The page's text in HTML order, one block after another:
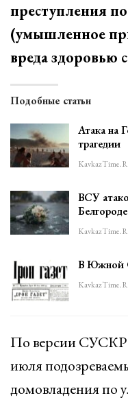
преступления
(умышленное
вреда здоровью
Подобные статьи
Атака на
трагедии
ВСУ
Белгороде
В Южной
По версии СУСКР
июля
домовладения по